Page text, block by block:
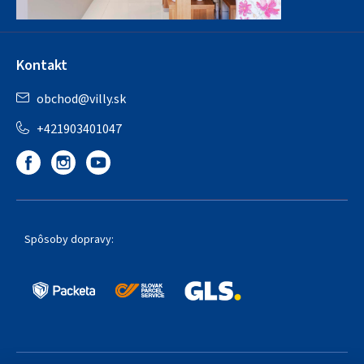
Kontakt
obchod@villy.sk
+421903401047
Spôsoby dopravy: